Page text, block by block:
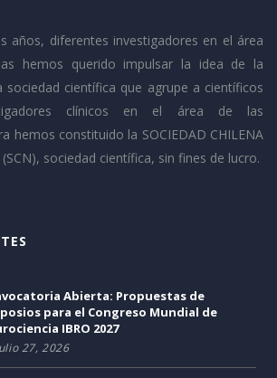
años, diferentes investigadores en el área
hemos querido impulsar la idea de la
sociedad científica que agrupe a científicos
clínicos en el área de las
hemos constituido la SOCIEDAD CHILENA
(SCN), sociedad científica, sin fines de lucro.
Abierta: Propuestas de
para el Congreso Mundial de
IBRO 2027
27, 2026